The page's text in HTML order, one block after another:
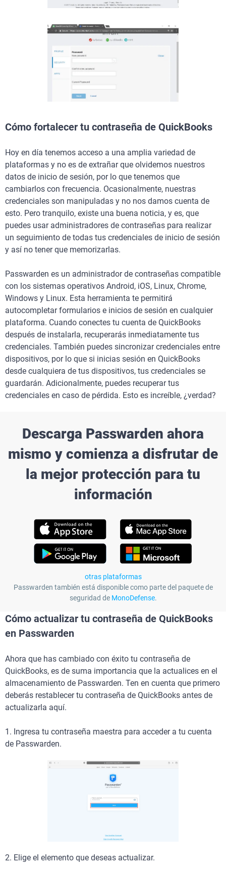
Cómo fortalecer tu contraseña de QuickBooks
Hoy en día tenemos acceso a una amplia variedad de
plataformas y no es de extrañar que olvidemos nuestros
datos de inicio de sesión, por lo que tenemos que
cambiarlos con frecuencia. Ocasionalmente, nuestras
credenciales son manipuladas y no nos damos cuenta de
esto. Pero tranquilo, existe una buena noticia, y es, que
puedes usar administradores de contraseñas para realizar
un seguimiento de todas tus credenciales de inicio de sesión
y así no tener que memorizarlas.
Passwarden es un administrador de contraseñas compatible
con los sistemas operativos Android, iOS, Linux, Chrome,
Windows y Linux. Esta herramienta te permitirá
autocompletar formularios e inicios de sesión en cualquier
plataforma. Cuando conectes tu cuenta de QuickBooks
después de instalarla, recuperarás inmediatamente tus
credenciales. También puedes sincronizar credenciales entre
dispositivos, por lo que si inicias sesión en QuickBooks
desde cualquiera de tus dispositivos, tus credenciales se
guardarán. Adicionalmente, puedes recuperar tus
credenciales en caso de pérdida. Esto es increíble, ¿verdad?
Descarga Passwarden ahora
mismo y comienza a disfrutar de
la mejor protección para tu
información
otras plataformas
Passwarden también está disponible como parte del paquete de
seguridad de MonoDefense.
Cómo actualizar tu contraseña de QuickBooks
en Passwarden
Ahora que has cambiado con éxito tu contraseña de
QuickBooks, es de suma importancia que la actualices en el
almacenamiento de Passwarden. Ten en cuenta que primero
deberás restablecer tu contraseña de QuickBooks antes de
actualizarla aquí.
1. Ingresa tu contraseña maestra para acceder a tu cuenta
de Passwarden.
2. Elige el elemento que deseas actualizar.